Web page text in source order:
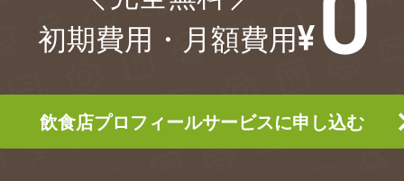
初期費用・月額費用
飲食店プロフィールサービスに申し込む